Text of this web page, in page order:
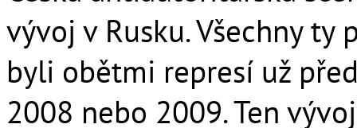
vývoj v Rusku. Všechny ty
byli obětmi represí už
2008 nebo 2009. Ten